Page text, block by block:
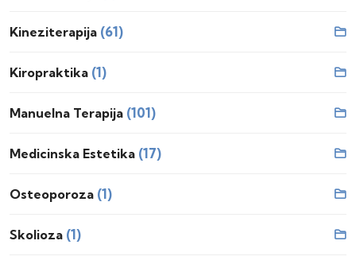
Kineziterapija (61)
Kiropraktika (1)
Manuelna Terapija (101)
Medicinska Estetika (17)
Osteoporoza (1)
Skolioza (1)